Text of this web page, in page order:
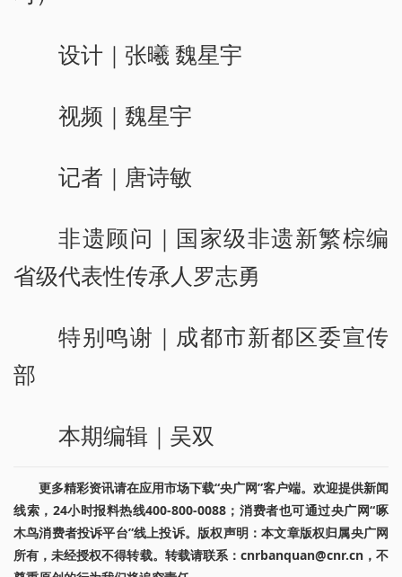
设计｜张曦 魏星宇
视频｜魏星宇
记者｜唐诗敏
非遗顾问｜国家级非遗新繁棕编
省级代表性传承人罗志勇
特别鸣谢｜成都市新都区委宣传
部
本期编辑｜吴双
更多精彩资讯请在应用市场下载“央广网”客户端。欢迎提供新闻
线索，24小时报料热线400-800-0088；消费者也可通过央广网“啄
木鸟消费者投诉平台”线上投诉。版权声明：本文章版权归属央广网
所有，未经授权不得转载。转载请联系：cnrbanquan@cnr.cn，不